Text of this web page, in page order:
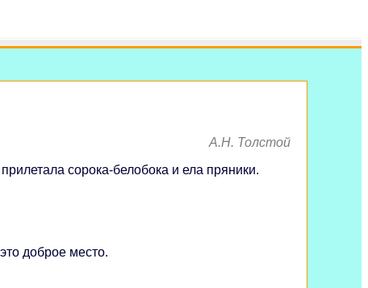
А.Н. Толстой
сорока-белобока и ела пряники.
доброе место.